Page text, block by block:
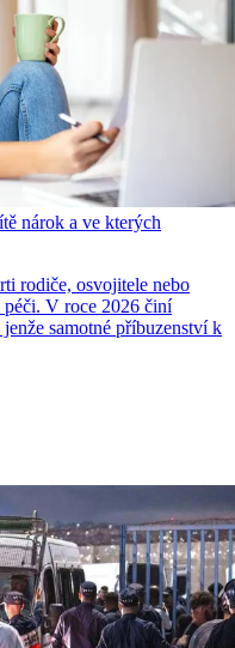
nárok a ve kterých
rodiče, osvojitele nebo
péči. V roce 2026 činí
samotné příbuzenství k